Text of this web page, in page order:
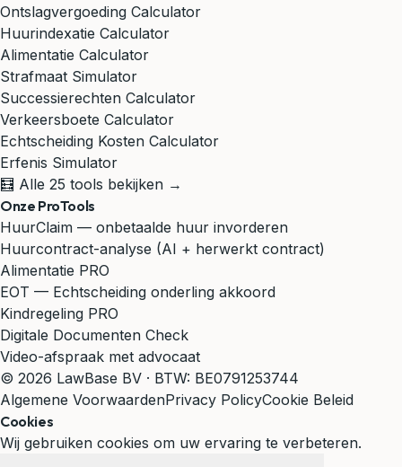
Ontslagvergoeding Calculator
Huurindexatie Calculator
Alimentatie Calculator
Strafmaat Simulator
Successierechten Calculator
Verkeersboete Calculator
Echtscheiding Kosten Calculator
Erfenis Simulator
🧮 Alle 25 tools bekijken →
Onze ProTools
HuurClaim — onbetaalde huur invorderen
Huurcontract-analyse (AI + herwerkt contract)
Alimentatie PRO
EOT — Echtscheiding onderling akkoord
Kindregeling PRO
Digitale Documenten Check
Video-afspraak met advocaat
© 2026 LawBase BV · BTW: BE0791253744
Algemene VoorwaardenPrivacy PolicyCookie Beleid
Cookies
Wij gebruiken cookies om uw ervaring te verbeteren.